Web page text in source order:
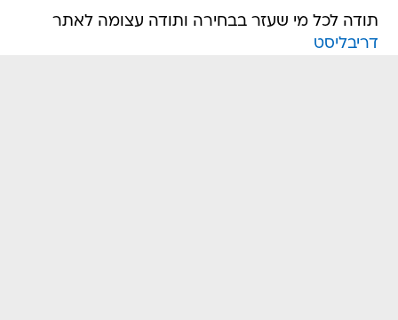
תודה לכל מי שעזר בבחירה ותודה עצומה לאתר
דריבליסט